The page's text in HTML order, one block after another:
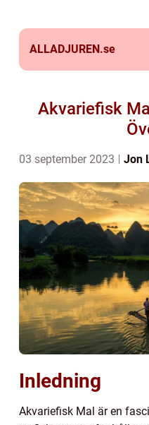
ALLADJUREN.se
Akvariefisk
03 september 2023 Jon
Inledning
Akvariefisk Mal är en